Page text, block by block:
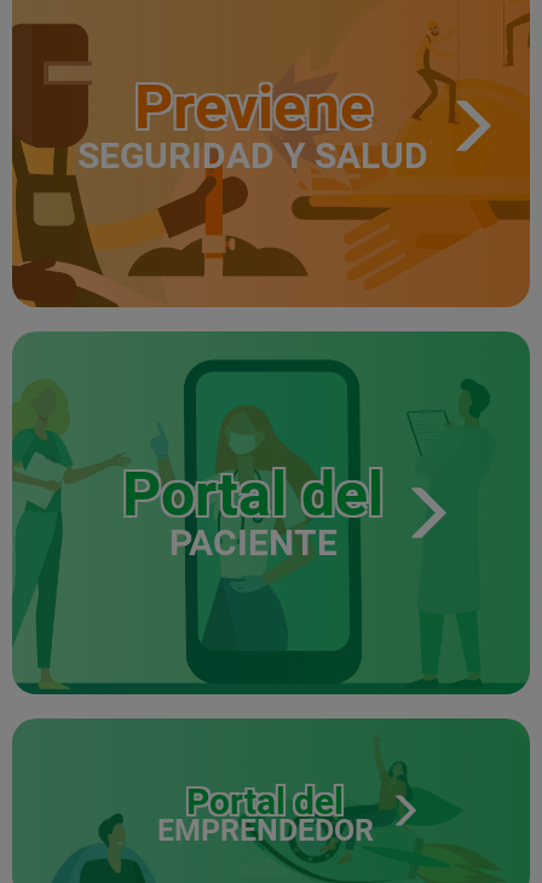
Previene
SEGURIDAD Y SALUD
Portal del
PACIENTE
Portal del
EMPRENDEDOR